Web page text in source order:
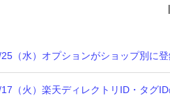
|
25（水）オプションがショップ別に
17（火）楽天ディレクトリID・タグ